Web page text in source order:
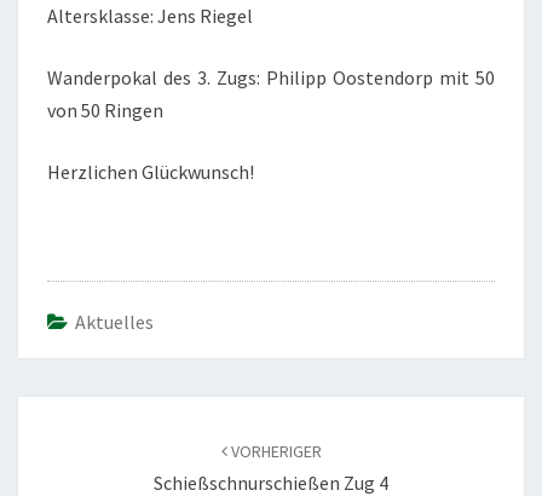
Altersklasse: Jens Riegel
Wanderpokal des 3. Zugs: Philipp Oostendorp mit 50
von 50 Ringen
Herzlichen Glückwunsch!
Aktuelles
VORHERIGER
Schießschnurschießen Zug 4